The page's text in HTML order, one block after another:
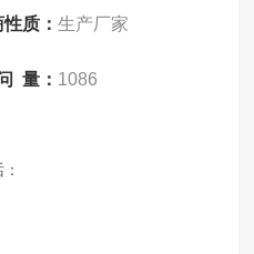
性质：生产厂家
量： 1086